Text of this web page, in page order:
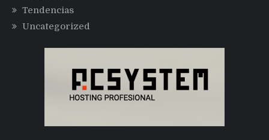
Tendencias
Uncategorized